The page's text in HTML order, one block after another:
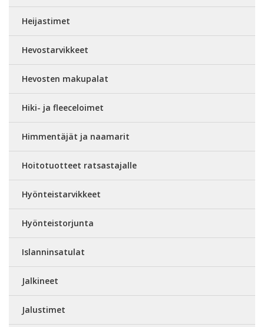
Heijastimet
Hevostarvikkeet
Hevosten makupalat
Hiki- ja fleeceloimet
Himmentäjät ja naamarit
Hoitotuotteet ratsastajalle
Hyönteistarvikkeet
Hyönteistorjunta
Islanninsatulat
Jalkineet
Jalustimet